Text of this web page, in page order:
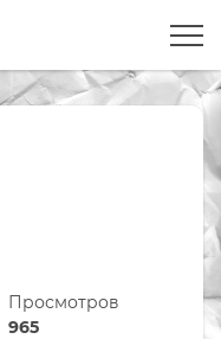
Просмотров
965